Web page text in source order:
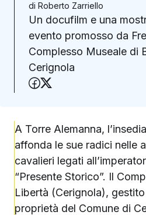
di Roberto Zarriello
Un docufilm e una
evento promosso da
Complesso Museale di
Cerignola
Condividi su
A Torre Alemanna,
affonda le sue radici nelle
cavalieri legati
“Presente Storico”. Il
Libertà (Cerignola),
proprietà del Comune di